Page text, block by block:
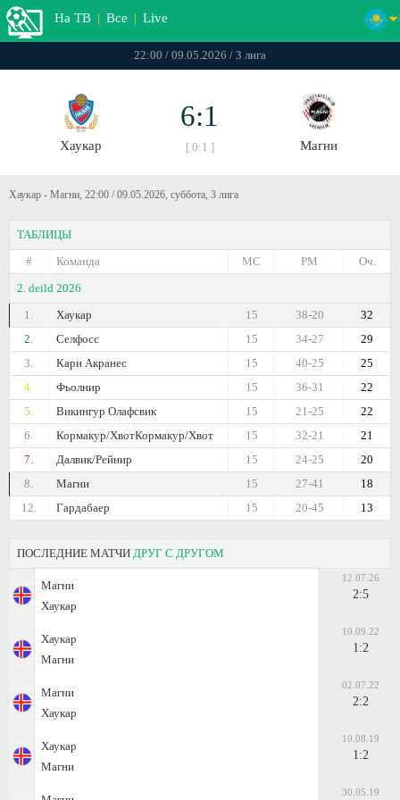
На ТВ | Все | Live
22:00 / 09.05.2026 / 3 лига
Хаукар
6:1
[ 0:1 ] Магни
Хаукар - Магни, 22:00 / 09.05.2026, суббота, 3 лига
ТАБЛИЦЫ
#
Команда Оч.
РМ
МС
2. deild 2026
1.
Хаукар 32
38-20
15
2.
Селфосс 29
34-27
15
3.
Кари Акранес 25
40-25
15
4.
Фьолнир 22
36-31
15
5.
Викингур Олафсвик 22
21-25
15
6.
Кормакур/ХвотКормакур/Хвот 21
32-21
15
7.
Далвик/Рейнир 20
24-25
15
8.
Магни 18
27-41
15
12.
Гардабаер 13
20-45
15
ПОСЛЕДНИЕ МАТЧИ ДРУГ С ДРУГОМ
Магни
Хаукар
12.07.26
2:5
Хаукар
Магни
10.09.22
1:2
Магни
Хаукар
02.07.22
2:2
Хаукар
Магни
10.08.19
1:2
30.05.19